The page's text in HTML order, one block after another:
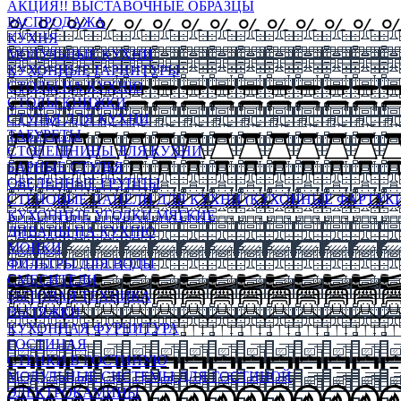
АКЦИЯ!! ВЫСТАВОЧНЫЕ ОБРАЗЦЫ
РАСПРОДАЖА
КУХНЯ
МОДУЛЬНЫЕ КУХНИ
КУХОННЫЕ ГАРНИТУРЫ
СТОЛЫ НА КУХНЮ
СТОЛЫ КНИЖКИ
СТУЛЬЯ ДЛЯ КУХНИ
ТАБУРЕТЫ
СТОЛЕШНИЦЫ ДЛЯ КУХНИ
БАРНЫЕ СТУЛЬЯ
ОБЕДЕННЫЕ ГРУППЫ
СТЕНОВЫЕ ПАНЕЛИ ДЛЯ КУХНИ (КУХОННЫЕ
КУХОННЫЕ УГОЛКИ МЯГКИЕ
ДИВАНЫ НА КУХНЮ
МОЙКИ
ФИЛЬТРЫ ДЛЯ ВОДЫ
СМЕСИТЕЛИ
БЫТОВАЯ ТЕХНИКА
ВЫТЯЖКИ
КУХОННАЯ ФУРНИТУРА
ГОСТИНАЯ
СТЕНКИ В ГОСТИНУЮ
МОДУЛЬНЫЕ СИСТЕМЫ ДЛЯ ГОСТИНОЙ
ЭЛЕКТРОКАМИНЫ